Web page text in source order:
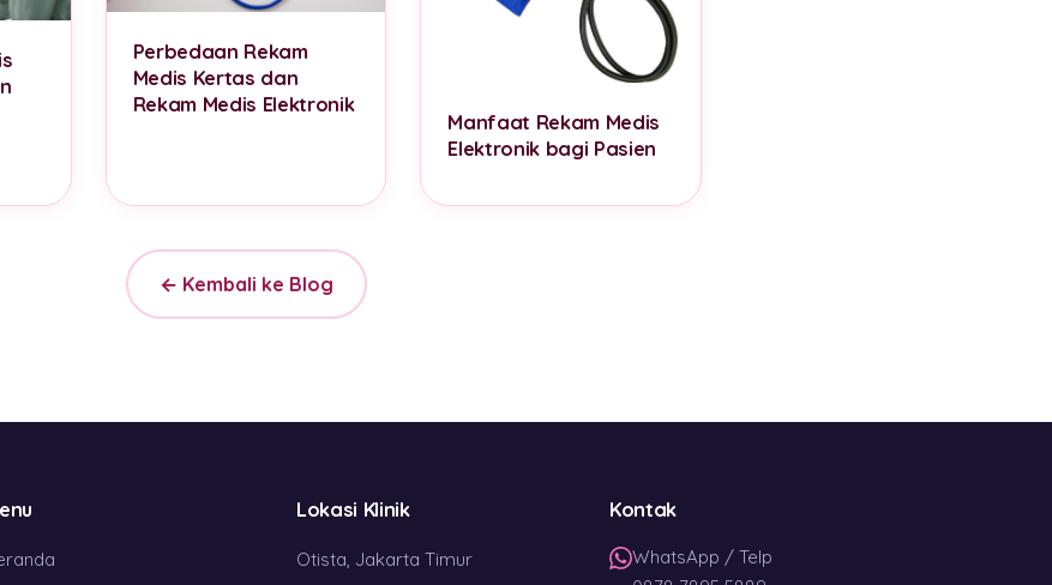
Perbedaan Rekam
Medis Kertas dan
Rekam Medis Elektronik
Manfaat Rekam Medis
Elektronik bagi Pasien
← Kembali ke Blog
Lokasi Klinik
Otista, Jakarta Timur
Kontak
WhatsApp / Telp